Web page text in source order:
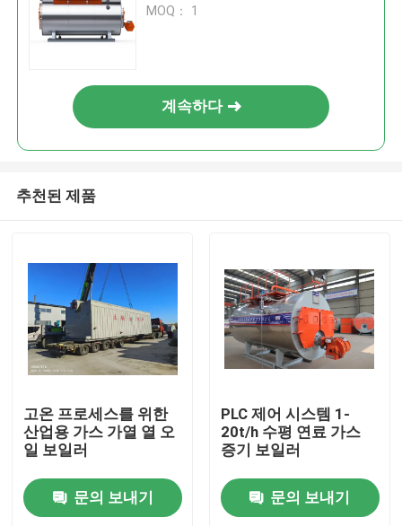
집
MOQ： 1
계속하다
추천된 제품
고온 프로세스를 위한
산업용 가스 가열 열 오
일 보일러
문의 보내기
PLC 제어 시스템 1-
20t/h 수평 연료 가스
증기 보일러
문의 보내기